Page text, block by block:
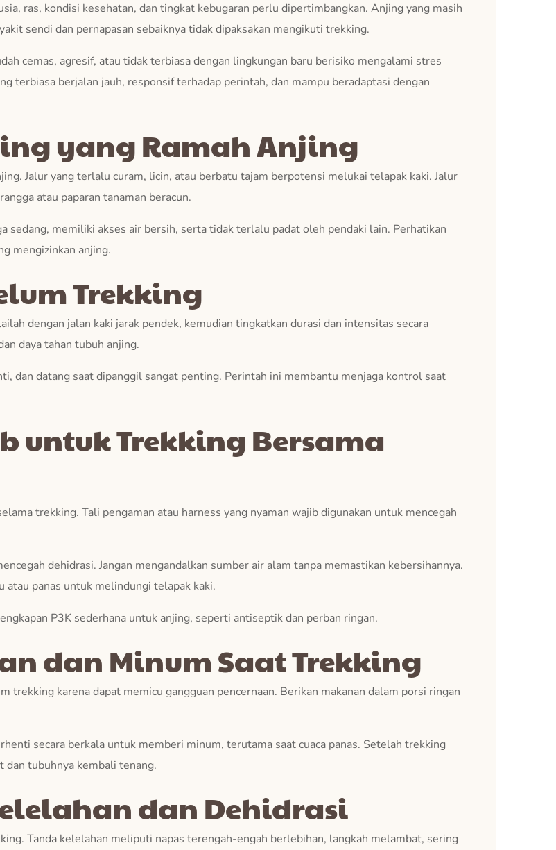
ras, kondisi kesehatan, dan tingkat kebugaran perlu dipertimbangkan. Anjing yang masih
sendi dan pernapasan sebaiknya tidak dipaksakan mengikuti trekking.
cemas, agresif, atau tidak terbiasa dengan lingkungan baru berisiko mengalami stres
terbiasa berjalan jauh, responsif terhadap perintah, dan mampu beradaptasi dengan
yang Ramah Anjing
Jalur yang terlalu curam, licin, atau berbatu tajam berpotensi melukai telapak kaki. Jalur
atau paparan tanaman beracun.
sedang, memiliki akses air bersih, serta tidak terlalu padat oleh pendaki lain. Perhatikan
mengizinkan anjing.
Trekking
dengan jalan kaki jarak pendek, kemudian tingkatkan durasi dan intensitas secara
daya tahan tubuh anjing.
dan datang saat dipanggil sangat penting. Perintah ini membantu menjaga kontrol saat
untuk Trekking Bersama
trekking. Tali pengaman atau harness yang nyaman wajib digunakan untuk mencegah
dehidrasi. Jangan mengandalkan sumber air alam tanpa memastikan kebersihannya.
atau panas untuk melindungi telapak kaki.
P3K sederhana untuk anjing, seperti antiseptik dan perban ringan.
dan Minum Saat Trekking
trekking karena dapat memicu gangguan pencernaan. Berikan makanan dalam porsi ringan
secara berkala untuk memberi minum, terutama saat cuaca panas. Setelah trekking
dan tubuhnya kembali tenang.
dan Dehidrasi
Tanda kelelahan meliputi napas terengah-engah berlebihan, langkah melambat, sering